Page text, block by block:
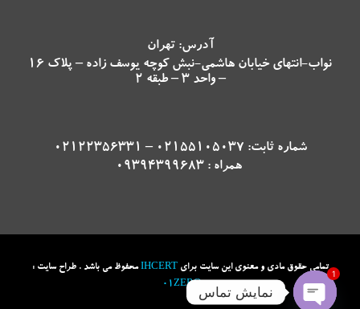
آدرس: تهران
نواب-انتهای خیابان هاشمی-نبش کوچه یوسف زاده – پلاک 16
– واحد 3 – طبقه 2
شماره ثابت: 02155105037 – 02122356331
همراه : 09394399683
تمامی حقوق مادی و معنوی این سایت برای IHCERT محفوظ می باشد . طراح سایت :
01ZERO نمایش تماس
1